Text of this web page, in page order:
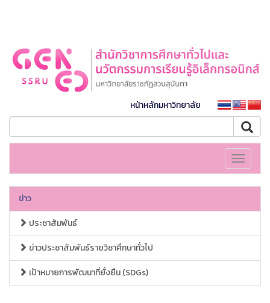
หน้าหลักมหาวิทยาลัย
Toggle
ข่าว
ประชาสัมพันธ์
ข่าวประชาสัมพันธ์รายวิชาศึกษาทั่วไป
เป้าหมายการพัฒนาที่ยั่งยืน (SDGs)